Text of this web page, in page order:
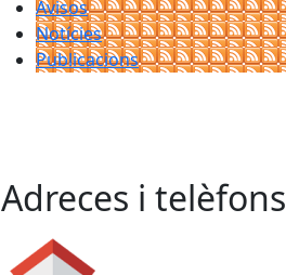
Avisos
Notícies
Publicacions
Adreces i telèfons